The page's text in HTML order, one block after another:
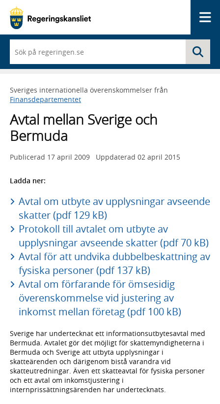
du
börjar
skriva
framträder
en
med
sökförslag
Sveriges internationella överenskommelser från
Finansdepartementet
Avtal mellan Sverige och
Bermuda
Publicerad 17 april 2009 Uppdaterad 02 april 2015
Ladda ner:
Avtal om utbyte av upplysningar avseende
skatter (pdf 129 kB)
Protokoll till avtalet om utbyte av
upplysningar avseende skatter (pdf 70 kB)
Avtal för att undvika dubbelbeskattning av
fysiska personer (pdf 137 kB)
Avtal om förfarande för ömsesidig
överenskommelse vid justering av
inkomst mellan företag (pdf 100 kB)
Sverige har undertecknat ett informationsutbytesavtal med
Bermuda. Avtalet gör det möjligt för skattemyndigheterna i
Bermuda och Sverige att utbyta upplysningar i
skatteärenden och därigenom bistå varandra vid
skatteutredningar. Även ett skatteavtal för fysiska personer
och ett avtal om inkomstjustering i
internprissättningsärenden har undertecknats.